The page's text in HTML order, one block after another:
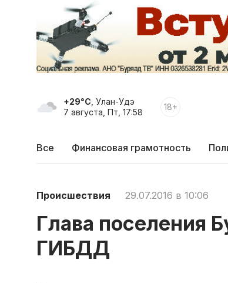
+29°C , Улан-Удэ
7 августа, Пт, 17:58
18+
Все Финансовая грамотность
Происшествия 29.07.2016 в 10:06
Глава поселения
ГИБДД